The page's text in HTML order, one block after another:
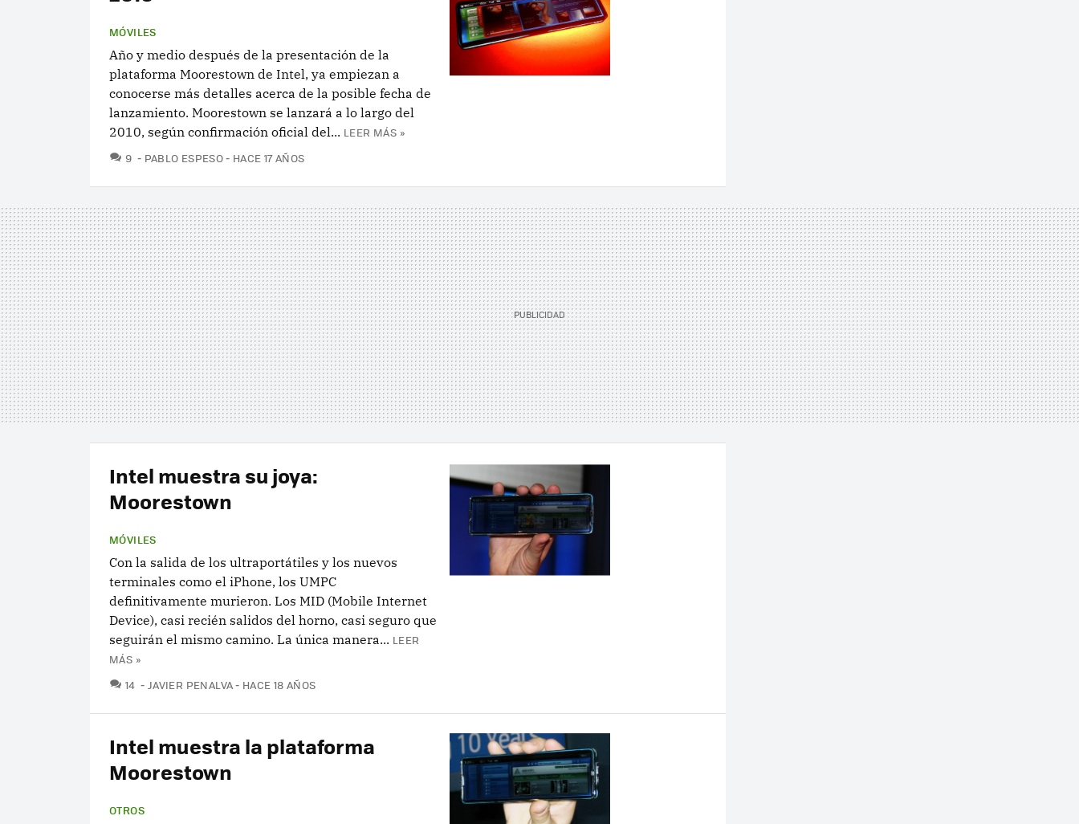
MÓVILES
Año y medio después de la presentación de la
plataforma Moorestown de Intel, ya empiezan a
conocerse más detalles acerca de la posible fecha de
lanzamiento. Moorestown se lanzará a lo largo del
2010, según confirmación oficial del... LEER MÁS »
9 COMENTARIOS
PABLO ESPESO HACE 17 AÑOS
Intel muestra su joya:
Moorestown
MÓVILES
Con la salida de los ultraportátiles y los nuevos
terminales como el iPhone, los UMPC
definitivamente murieron. Los MID (Mobile Internet
Device), casi recién salidos del horno, casi seguro que
seguirán el mismo camino. La única manera... LEER
MÁS »
14 COMENTARIOS
JAVIER PENALVA HACE 18 AÑOS
Intel muestra la plataforma
Moorestown
OTROS